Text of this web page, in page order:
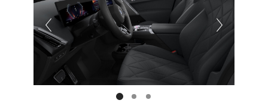
Prevoius
Next